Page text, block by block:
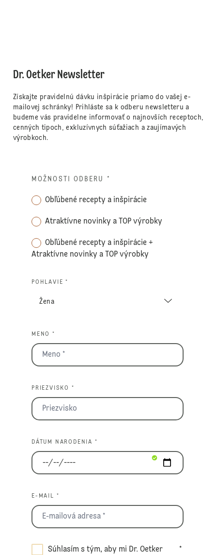
Dr. Oetker Newsletter
Získajte pravidelnú dávku inšpirácie priamo do vašej e-
mailovej schránky! Prihláste sa k odberu newsletteru a
budeme vás pravidelne informovať o najnovších receptoch,
cenných tipoch, exkluzívnych súťažiach a zaujímavých
výrobkoch.
MOŽNOSTI ODBERU *
Obľúbené recepty a inšpirácie
Atraktívne novinky a TOP výrobky
Obľúbené recepty a inšpirácie +
Atraktívne novinky a TOP výrobky
POHLAVIE *
MENO *
PRIEZVISKO *
DÁTUM NARODENIA *
E-MAIL *
Súhlasím s tým, aby mi Dr. Oetker
*